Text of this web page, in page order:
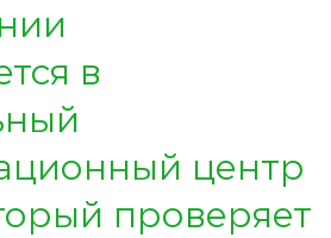
в
центр
проверяет